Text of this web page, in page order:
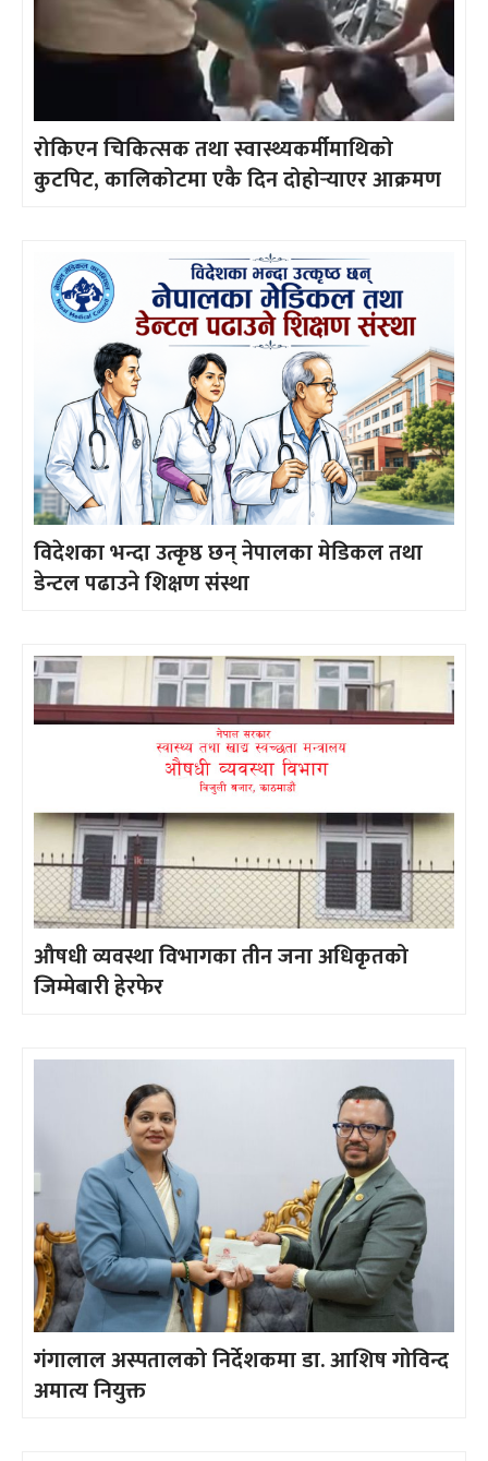
रोकिएन चिकित्सक तथा स्वास्थ्यकर्मीमाथिको
कुटपिट, कालिकोटमा एकै दिन दोहोर्‍याएर आक्रमण
विदेशका भन्दा उत्कृष्ठ छन् नेपालका मेडिकल तथा
डेन्टल पढाउने शिक्षण संस्था
औषधी व्यवस्था विभागका तीन जना अधिकृतको
जिम्मेबारी हेरफेर
गंगालाल अस्पतालको निर्देशकमा डा. आशिष गोविन्द
अमात्य नियुक्त